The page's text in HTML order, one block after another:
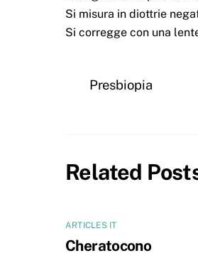
Si misura in diottrie
Si corregge con una
Presbiopia
Related
ARTICLES IT
Cheratocono